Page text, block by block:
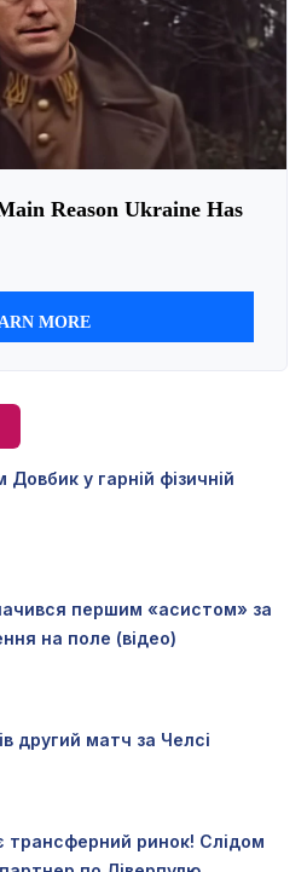
Довбик у гарній фізичній
першим «асистом» за
на поле (відео)
другий матч за Челсі
трансферний ринок! Слідом